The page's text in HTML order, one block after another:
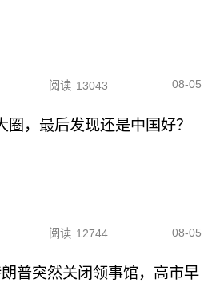
阅读 13043 08-05
，最后发现还是中国好？
阅读 12744 08-05
普突然关闭领事馆，高市早